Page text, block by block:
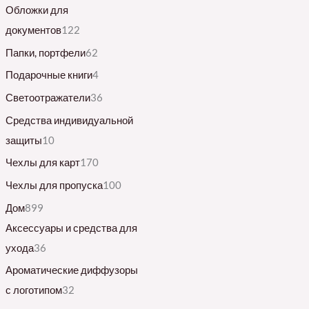
Обложки для
документов122
Папки, портфели62
Подарочные книги4
Светоотражатели36
Средства индивидуальной
защиты10
Чехлы для карт170
Чехлы для пропуска100
Дом899
Аксессуары и средства для
ухода36
Ароматические диффузоры
с логотипом32